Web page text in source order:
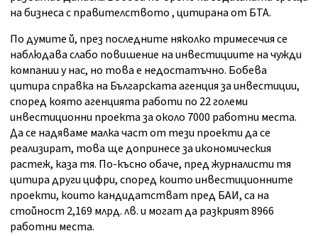
на бизнеса с правителството , цитирана от БТА.
По думите й, през последните няколко тримесечия се
наблюдава слабо повишение на инвестициите на чужди
компании у нас, но това е недостатъчно. Бобева
цитира справка на Българската агенция за инвестиции,
според която агенцията работи по 22 големи
инвестиционни проекта за около 7000 работни места.
Да се надяваме малка част от тези проекти да се
реализират, това ще допринесе за икономическия
растеж, каза тя. По-късно обаче, пред журналисти тя
цитира други цифри, според които инвестиционните
проекти, които кандидатстват пред БАИ, са на
стойност 2,169 млрд. лв. и могат да разкрият 8966
работни места.